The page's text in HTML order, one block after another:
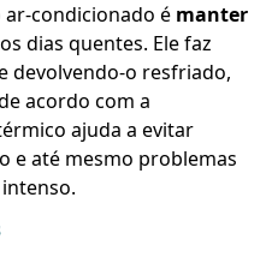
condicionado é manter
dias quentes. Ele faz
devolvendo-o resfriado,
acordo com a
ajuda a evitar
e até mesmo problemas